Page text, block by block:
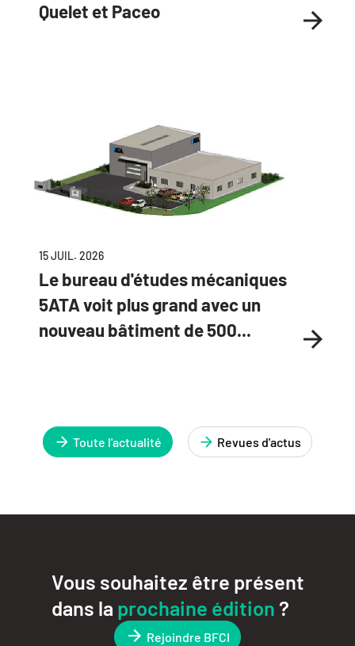
Quelet et Paceo
15 JUIL. 2026
Le bureau d'études mécaniques
5ATA voit plus grand avec un
nouveau bâtiment de 500...
Toute l'actualité Revues d'actus
Vous souhaitez être présent
dans la prochaine édition?
Rejoindre BFCI